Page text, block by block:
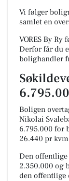
Vi følger
samlet en
VORES By
Derfor får du
bolighandler
Boligen
Nikolai
6.795.000 for
26.440 pr
Den
2.350.000 og
den offentlige